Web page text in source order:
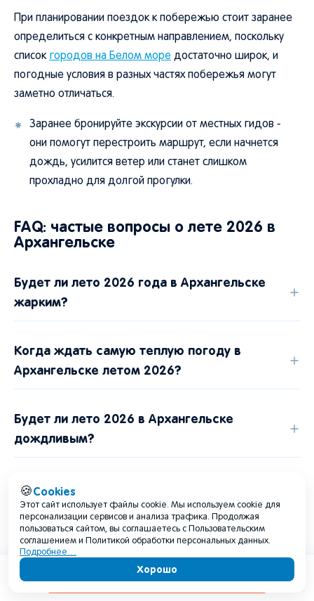
При планировании поездок к побережью стоит заранее
определиться с конкретным направлением, поскольку
список городов на Белом море достаточно широк, и
погодные условия в разных частях побережья могут
заметно отличаться.
Заранее бронируйте экскурсии от местных гидов -
они помогут перестроить маршрут, если начнется
дождь, усилится ветер или станет слишком
прохладно для долгой прогулки.
FAQ: частые вопросы о лете 2026 в
Архангельске
Будет ли лето 2026 года в Архангельске
жарким?
Когда ждать самую теплую погоду в
Архангельске летом 2026?
Будет ли лето 2026 в Архангельске
дождливым?
Какая погода будет в Архангельске в июне
2026?
Когда лучше ехать в Архангельск летом
2026 туристам?
Содержание
🍪Cookies
Этот сайт использует файлы cookie. Мы используем cookie для
персонализации сервисов и анализа трафика. Продолжая
пользоваться сайтом, вы соглашаетесь с Пользовательским
соглашением и Политикой обработки персональных данных.
Подробнее…
Хорошо